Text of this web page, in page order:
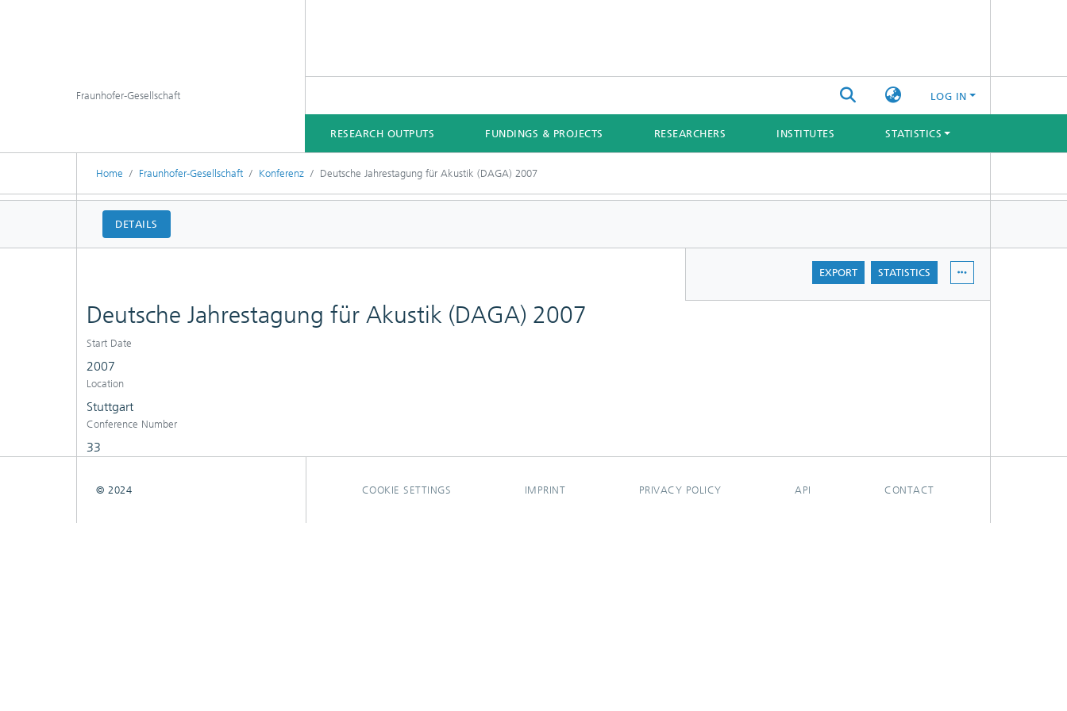
LOG IN
RESEARCH OUTPUTS FUNDINGS & PROJECTS RESEARCHERS INSTITUTES STATISTICS
Fraunhofer-Gesellschaft
Home Fraunhofer-Gesellschaft Konferenz Deutsche Jahrestagung für Akustik (DAGA) 2007
DETAILS
EXPORT STATISTICS
Deutsche Jahrestagung für Akustik (DAGA) 2007
Start Date
2007
Location
Stuttgart
Conference Number
33
COOKIE SETTINGS IMPRINT PRIVACY POLICY API CONTACT
© 2024